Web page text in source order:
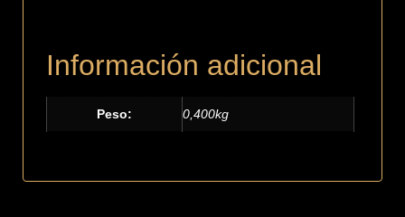
Información adicional
Peso: 0,400kg